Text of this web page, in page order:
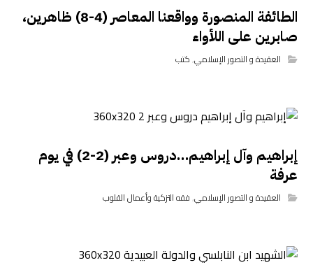
الطائفة المنصورة وواقعنا المعاصر (4-8) ظاهرين،
صابرين على اللأواء
العقيدة و التصور الإسلامي,كتب
إبراهيم وآل إبراهيم…دروس وعبر (2-2) في يوم
عرفة
العقيدة و التصور الإسلامي,فقه التزكية وأعمال القلوب